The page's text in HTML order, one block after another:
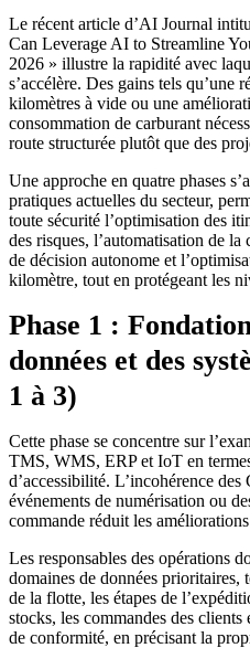
Le récent article d’AI Journal
Can Leverage AI to Streamline
2026 » illustre la rapidité avec
s’accélère. Des gains tels qu’une
kilomètres à vide ou une
consommation de carburant
route structurée plutôt que des
Une approche en quatre phases
pratiques actuelles du secteur,
toute sécurité l’optimisation des
des risques, l’automatisation de
de décision autonome et
kilomètre, tout en protégeant les
Phase 1 :
données et des
1 à 3)
Cette phase se concentre sur
TMS, WMS, ERP et IoT en
d’accessibilité. L’incohérence des
événements de numérisation ou
commande réduit les
Les responsables des opérations
domaines de données prioritaires,
de la flotte, les étapes de
stocks, les commandes des clients
de conformité, en précisant la